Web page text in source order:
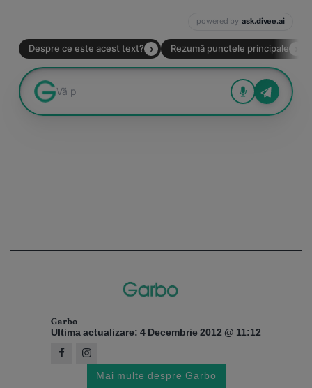
Garbo
Ultima actualizare: 4 Decembrie 2012 @ 11:12
Mai multe despre Garbo